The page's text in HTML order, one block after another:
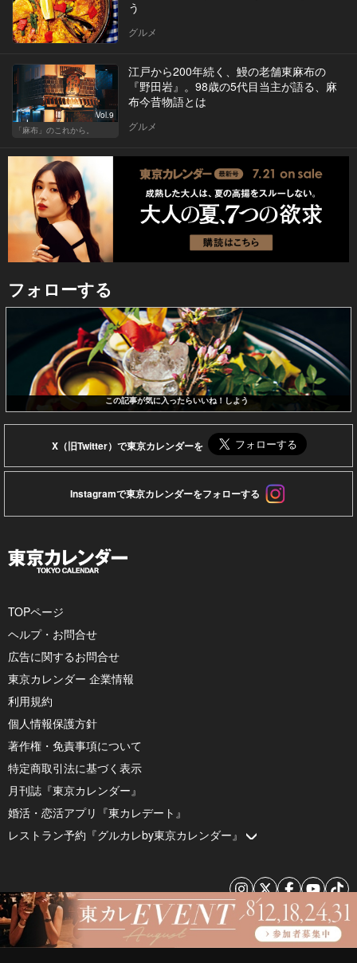
う
グルメ
Vol.9
「麻布」のこれから。
江戸から200年続く、鰻の老舗東麻布の
『野田岩』。98歳の5代目当主が語る、麻
布今昔物語とは
グルメ
フォローする
この記事が気に入ったらいいね！しよう
X（旧Twitter）で東京カレンダーを
Instagramで東京カレンダーをフォローする
TOPページ
ヘルプ・お問合せ
広告に関するお問合せ
東京カレンダー 企業情報
利用規約
個人情報保護方針
著作権・免責事項について
特定商取引法に基づく表示
月刊誌『東京カレンダー』
婚活・恋活アプリ『東カレデート』
レストラン予約『グルカレby東京カレンダー』
© 2026 by Tokyo Calendar, Inc.